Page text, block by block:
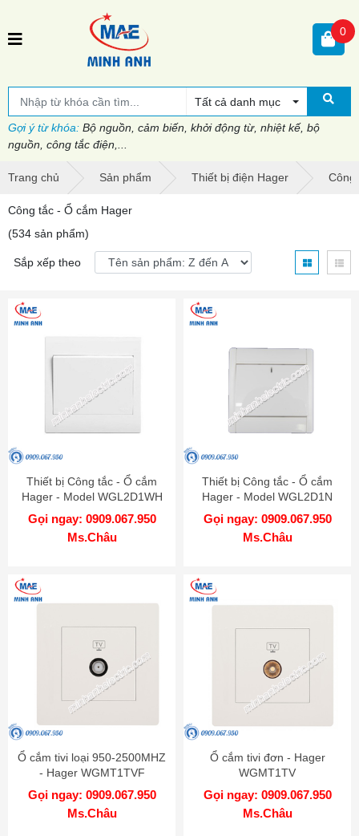
Tất cả danh mục
Gợi ý từ khóa: Bộ nguồn, cảm biến, khởi động từ, nhiệt kế, bộ
nguồn, công tắc điện,...
0
Trang chủ Sản phẩm Thiết bị điện Hager Công
Công tắc - Ổ cắm Hager
(534 sản phẩm)
Sắp xếp theo
Thiết bị Công tắc - Ổ cắm
Hager - Model WGL2D1WH
Gọi ngay: 0909.067.950
Ms.Châu
Thiết bị Công tắc - Ổ cắm
Hager - Model WGL2D1N
Gọi ngay: 0909.067.950
Ms.Châu
Ổ cắm tivi loại 950-2500MHZ
- Hager WGMT1TVF
Gọi ngay: 0909.067.950
Ms.Châu
Ổ cắm tivi đơn - Hager
WGMT1TV
Gọi ngay: 0909.067.950
Ms.Châu